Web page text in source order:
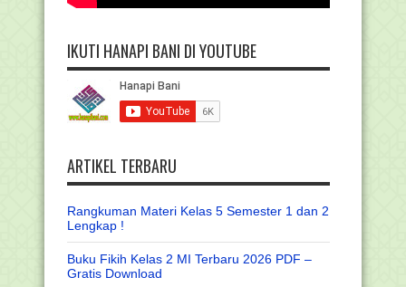
IKUTI HANAPI BANI DI YOUTUBE
ARTIKEL TERBARU
Rangkuman Materi Kelas 5 Semester 1 dan 2
Lengkap !
Buku Fikih Kelas 2 MI Terbaru 2026 PDF –
Gratis Download